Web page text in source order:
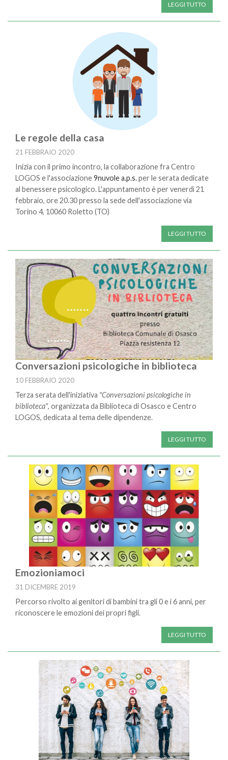
LEGGI TUTTO
Le regole della casa
21 FEBBRAIO 2020
Inizia con il primo incontro, la collaborazione fra Centro
LOGOS e l'associazione9nuvole a.p.s.per le serata dedicate
al benessere psicologico. L'appuntamento è per venerdì 21
febbraio, ore 20.30 presso la sede dell'associazione via
Torino 4, 10060 Roletto (TO)
LEGGI TUTTO
Conversazioni psicologiche in biblioteca
10 FEBBRAIO 2020
Terza serata dell'iniziativa "Conversazioni psicologiche in
biblioteca", organizzata da Biblioteca di Osasco e Centro
LOGOS, dedicata al tema delle dipendenze.
LEGGI TUTTO
Emozioniamoci
31 DICEMBRE 2019
Percorso rivolto ai genitori di bambini tra gli 0 e i 6 anni, per
riconoscere le emozioni dei propri figli.
LEGGI TUTTO